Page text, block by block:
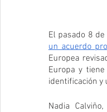
El pasado 8 de
un acuerdo
Europea
Europa y
identificación y
Nadia